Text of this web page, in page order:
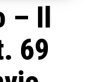
– Il
69